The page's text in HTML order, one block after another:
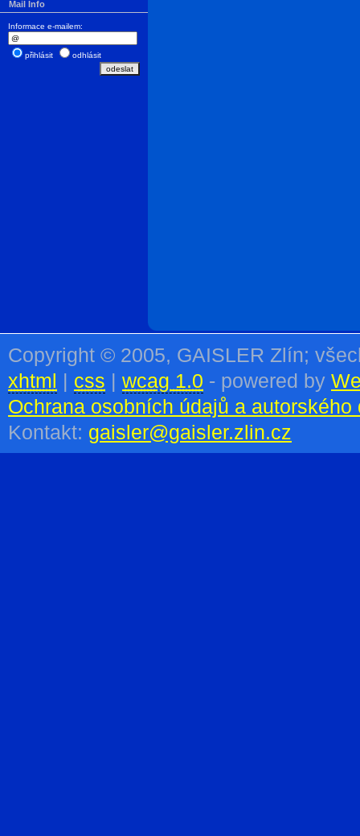
Mail Info
Informace e-mailem:
přihlásit odhlásit
Copyright © 2005, GAISLER Zlín;
xhtml | css | wcag 1.0 - powered by
Ochrana osobních údajů a autorského
Kontakt: gaisler@gaisler.zlin.cz